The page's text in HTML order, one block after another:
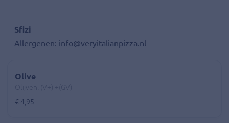
Sfizi
Allergenen: info@veryitalianpizza.nl
Olive
€ 4,95